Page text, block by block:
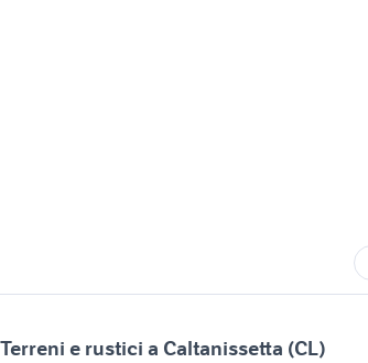
e rustici a Caltanissetta (CL)